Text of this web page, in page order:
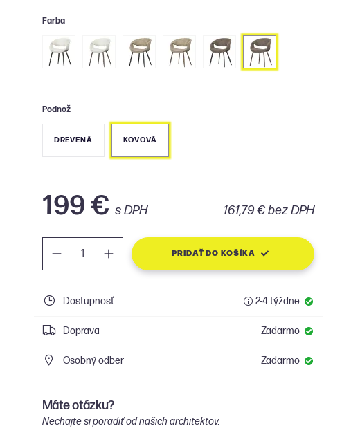
Farba
Podnož
DREVENÁ KOVOVÁ
199 € s DPH 161,79 € bez DPH
PRIDAŤ DO KOŠÍKA
Dostupnosť 2-4 týždne
Doprava Zadarmo
Osobný odber Zadarmo
Máte otázku?
Nechajte si poradiť od našich architektov.